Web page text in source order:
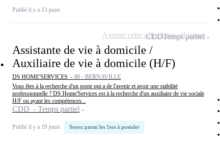
Publié il y a 13 jours
Assistante de vie à domicile /
Auxiliaire de vie à domicile (H/F)
DS HOME'SERVICES - 80 - BERNAVILLE
Vous êtes à la recherche d'un poste qui a de l'avenir et avoir une stabilité
professionnelle ? DS Home'Services est à la recherche d'un auxiliaire de vie sociale
H/F ou ayant les compétences...
CDD - Temps partiel
Publié il y a 19 jours Soyez parmi les 1ers à postuler
CDDTemps partiel
Ajouter cette offre à ma sélection